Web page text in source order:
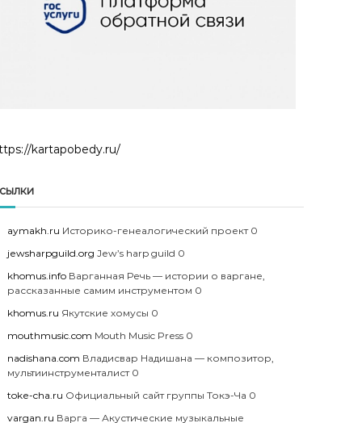
kartapobedy.ru/
aymakh.ru Историко-генеалогический проект 0
jewsharpguild.org Jew’s harp guild 0
khomus.info Варганная Речь — истории о варгане,
рассказанные самим инструментом 0
khomus.ru Якутские хомусы 0
mouthmusic.com Mouth Music Press 0
nadishana.com Владисвар Надишана — композитор,
мультиинструменталист 0
toke-cha.ru Официальный сайт группы Токэ-Ча 0
vargan.ru Варга — Акустические музыкальные